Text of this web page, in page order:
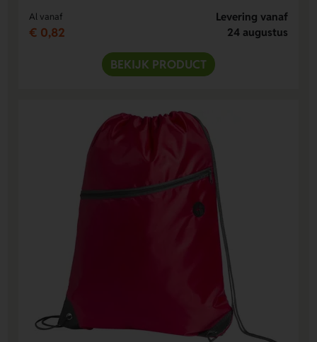
Al vanaf
€ 0,82
Levering vanaf
24 augustus
BEKIJK PRODUCT